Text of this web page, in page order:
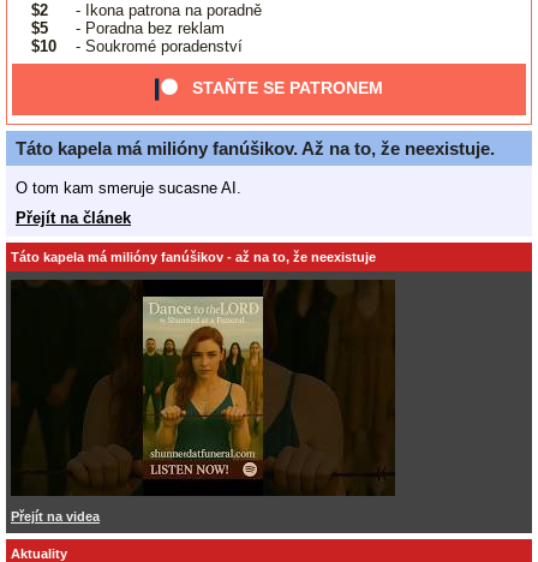
$2
- Ikona patrona na poradně
$5
- Poradna bez reklam
$10
- Soukromé poradenství
STAŇTE SE PATRONEM
Táto kapela má milióny fanúšikov. Až na to, že neexistuje.
O tom kam smeruje sucasne AI.
Přejít na článek
Táto kapela má milióny fanúšikov - až na to, že neexistuje
Přejít na videa
Aktuality